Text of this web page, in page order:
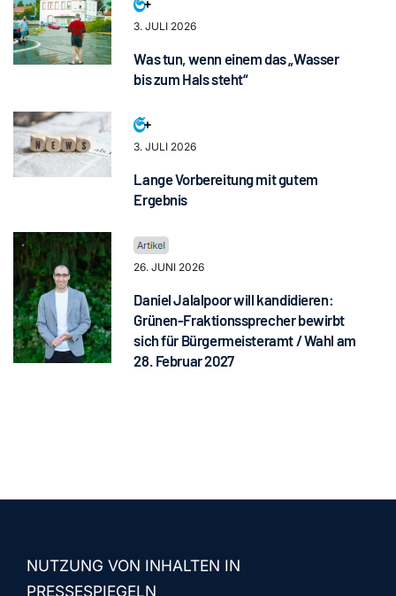
3. JULI 2026
Was tun, wenn einem das „Wasser
bis zum Hals steht“
3. JULI 2026
Lange Vorbereitung mit gutem
Ergebnis
26. JUNI 2026
Daniel Jalalpoor will kandidieren:
Grünen-Fraktionssprecher bewirbt
sich für Bürgermeisteramt / Wahl am
28. Februar 2027
NUTZUNG VON INHALTEN IN
PRESSESPIEGELN